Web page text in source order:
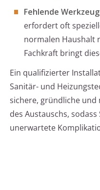
Fehlende
erfordert oft
normalen Haushalt
Fachkraft bringt
Ein qualifizierter
Sanitär- und
sichere, gründliche
des Austauschs,
unerwartete